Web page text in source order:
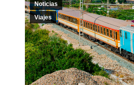
Noticias
Viajes